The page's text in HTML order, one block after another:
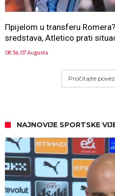
Прijelom u transferu
sredstava, Atletico prati
08:56, 07 Augusta
Pročitajte
NAJNOVIJE SPORTSKE